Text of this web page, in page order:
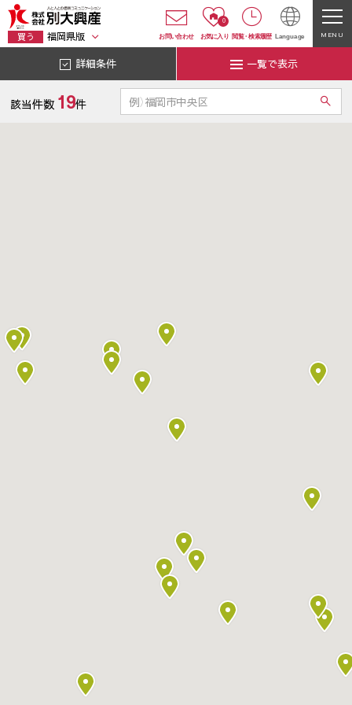
買う 福岡県版 お問い合わせ
0
お気に入り 閲覧・ 検索履歴 Language MENU
詳細条件 一覧で表示
該当件数 19件